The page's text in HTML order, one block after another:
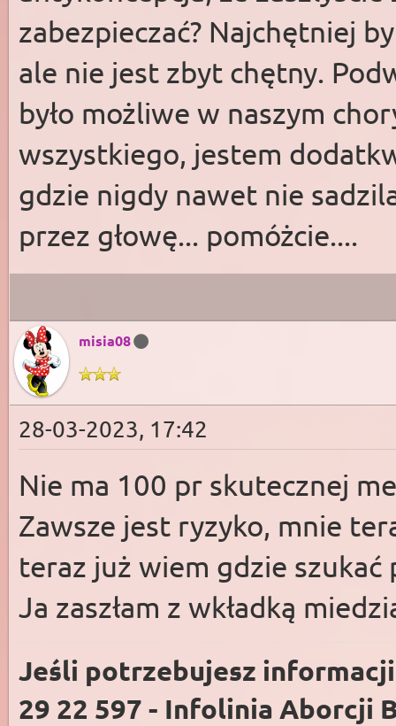
zabezpieczać? Najchętniej
ale nie jest zbyt chętny.
było możliwe w naszym
wszystkiego, jestem
gdzie nigdy nawet nie
przez głowę... pomóżcie....
misia08
28-03-2023, 17:42
Nie ma 100 pr skutecznej
Zawsze jest ryzyko, mnie
teraz już wiem gdzie
Ja zaszłam z wkładką
Jeśli potrzebujesz
29 22 597 - Infolinia Aborcji